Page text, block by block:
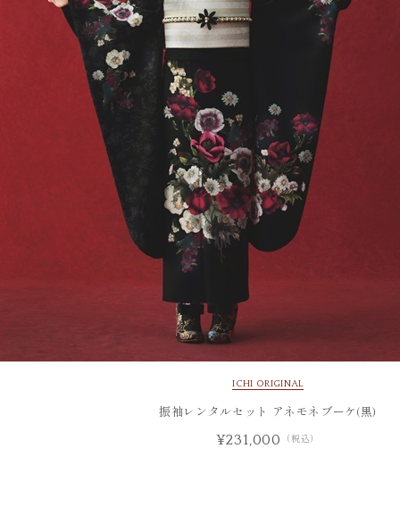
ICHI ORIGINAL
振袖レンタルセット アネモネブーケ(黒)
¥231,000 （税込）